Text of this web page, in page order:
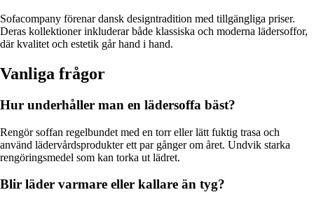
Sofacompany förenar dansk designtradition med tillgängliga priser.
Deras kollektioner inkluderar både klassiska och moderna lädersoffor,
där kvalitet och estetik går hand i hand.
Vanliga frågor
Hur underhåller man en lädersoffa bäst?
Rengör soffan regelbundet med en torr eller lätt fuktig trasa och
använd lädervårdsprodukter ett par gånger om året. Undvik starka
rengöringsmedel som kan torka ut lädret.
Blir läder varmare eller kallare än tyg?